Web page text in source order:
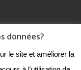
de
données?
le site et améliorer la